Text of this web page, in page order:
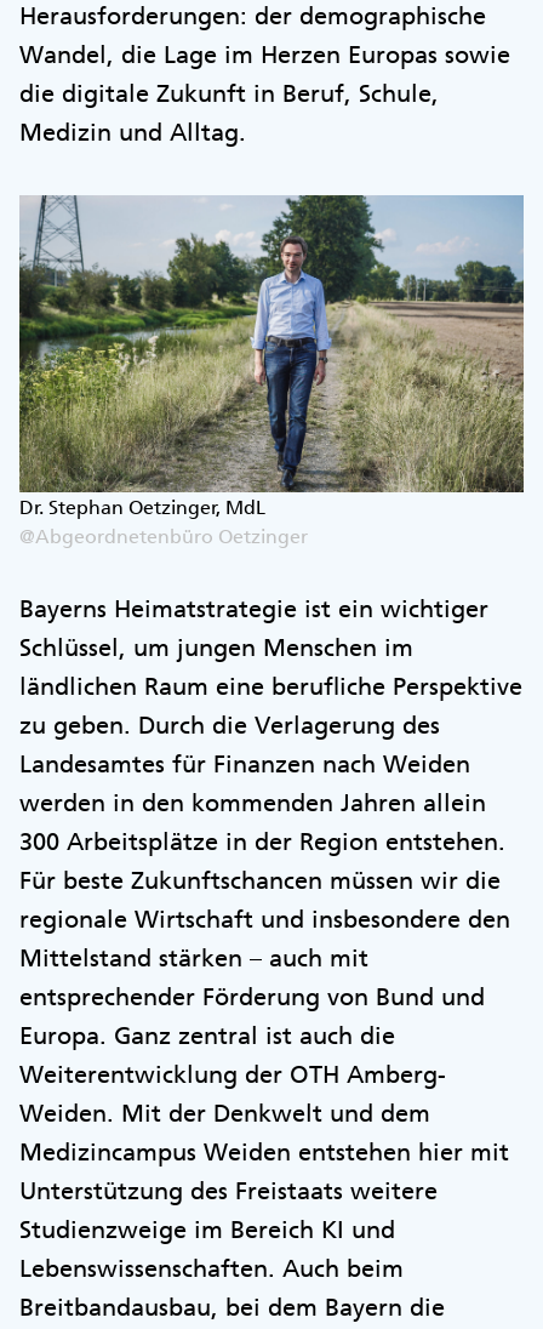
Herausforderungen: der demographische
Wandel, die Lage im Herzen Europas sowie
die digitale Zukunft in Beruf, Schule,
Medizin und Alltag.
Dr. Stephan Oetzinger, MdL
@Abgeordnetenbüro Oetzinger
Bayerns Heimatstrategie ist ein wichtiger
Schlüssel, um jungen Menschen im
ländlichen Raum eine berufliche Perspektive
zu geben. Durch die Verlagerung des
Landesamtes für Finanzen nach Weiden
werden in den kommenden Jahren allein
300 Arbeitsplätze in der Region entstehen.
Für beste Zukunftschancen müssen wir die
regionale Wirtschaft und insbesondere den
Mittelstand stärken – auch mit
entsprechender Förderung von Bund und
Europa. Ganz zentral ist auch die
Weiterentwicklung der OTH Amberg-
Weiden. Mit der Denkwelt und dem
Medizincampus Weiden entstehen hier mit
Unterstützung des Freistaats weitere
Studienzweige im Bereich KI und
Lebenswissenschaften. Auch beim
Breitbandausbau, bei dem Bayern die